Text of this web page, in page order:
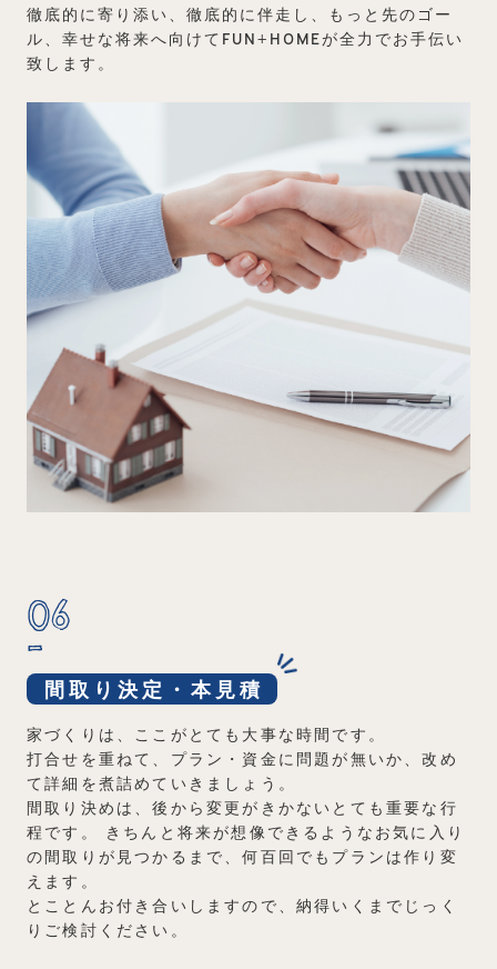
徹底的に寄り添い、徹底的に伴走し、もっと先のゴー
ル、幸せな将来へ向けてFUN+HOMEが全力でお手伝い
致します。
06
間取り決定・本見積
家づくりは、ここがとても大事な時間です。
打合せを重ねて、プラン・資金に問題が無いか、改め
て詳細を煮詰めていきましょう。
間取り決めは、後から変更がきかないとても重要な行
程です。
きちんと将来が想像できるようなお気に入り
の間取りが見つかるまで、何百回でもプランは作り変
えます。
とことんお付き合いしますので、納得いくまでじっく
りご検討ください。